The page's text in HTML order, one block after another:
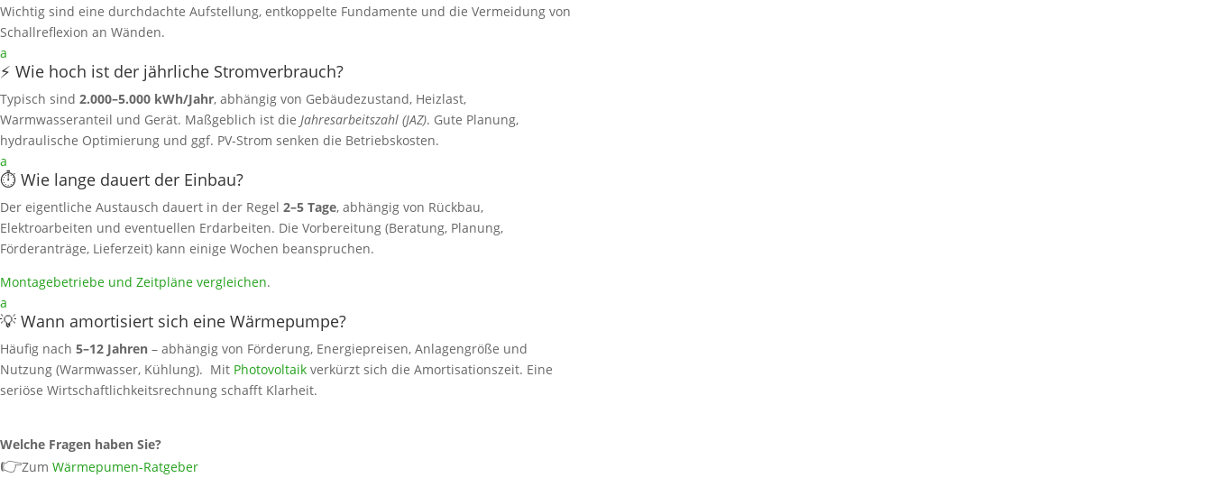
Wichtig sind eine durchdachte Aufstellung, entkoppelte Fundamente und die Vermeidung von
Schallreflexion an Wänden.
a
⚡ Wie hoch ist der jährliche Stromverbrauch?
Typisch sind 2.000–5.000 kWh/Jahr, abhängig von Gebäudezustand, Heizlast,
Warmwasseranteil und Gerät. Maßgeblich ist die Jahresarbeitszahl (JAZ). Gute Planung,
hydraulische Optimierung und ggf. PV‑Strom senken die Betriebskosten.
a
⏱️ Wie lange dauert der Einbau?
Der eigentliche Austausch dauert in der Regel 2–5 Tage, abhängig von Rückbau,
Elektroarbeiten und eventuellen Erdarbeiten. Die Vorbereitung (Beratung, Planung,
Förderanträge, Lieferzeit) kann einige Wochen beanspruchen.
Montagebetriebe und Zeitpläne vergleichen.
a
💡 Wann amortisiert sich eine Wärmepumpe?
Häufig nach 5–12 Jahren – abhängig von Förderung, Energiepreisen, Anlagengröße und
Nutzung (Warmwasser, Kühlung). Mit Photovoltaik verkürzt sich die Amortisationszeit. Eine
seriöse Wirtschaftlichkeitsrechnung schafft Klarheit.
Welche Fragen haben Sie?
👉Zum Wärmepumen-Ratgeber